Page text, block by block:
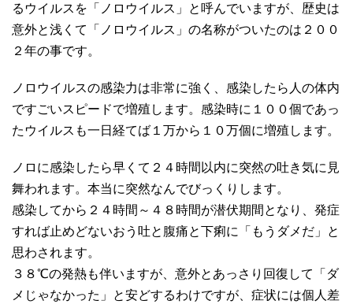
るウイルスを「ノロウイルス」と呼んでいますが、歴史は
意外と浅くて「ノロウイルス」の名称がついたのは２００
２年の事です。
ノロウイルスの感染力は非常に強く、感染したら人の体内
ですごいスピードで増殖します。感染時に１００個であっ
たウイルスも一日経てば１万から１０万個に増殖します。
ノロに感染したら早くて２４時間以内に突然の吐き気に見
舞われます。本当に突然なんでびっくりします。
感染してから２４時間～４８時間が潜伏期間となり、発症
すれば止めどないおう吐と腹痛と下痢に「もうダメだ」と
思わされます。
３８℃の発熱も伴いますが、意外とあっさり回復して「ダ
メじゃなかった」と安どするわけですが、症状には個人差